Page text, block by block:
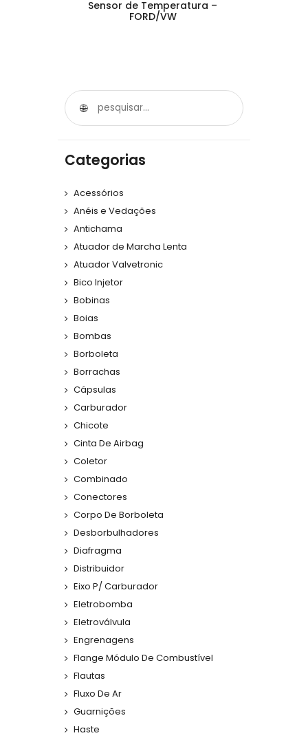
Sensor de Temperatura –
FORD/VW
Categorias
Acessórios
Anéis e Vedações
Antichama
Atuador de Marcha Lenta
Atuador Valvetronic
Bico Injetor
Bobinas
Boias
Bombas
Borboleta
Borrachas
Cápsulas
Carburador
Chicote
Cinta De Airbag
Coletor
Combinado
Conectores
Corpo De Borboleta
Desborbulhadores
Diafragma
Distribuidor
Eixo P/ Carburador
Eletrobomba
Eletroválvula
Engrenagens
Flange Módulo De Combustível
Flautas
Fluxo De Ar
Guarnições
Haste